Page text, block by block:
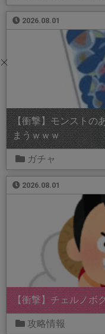
2026.08.01
【衝撃】モンストの
まうｗｗｗ
ガチャ
2026.08.01
【衝撃】チェルノボ
攻略情報